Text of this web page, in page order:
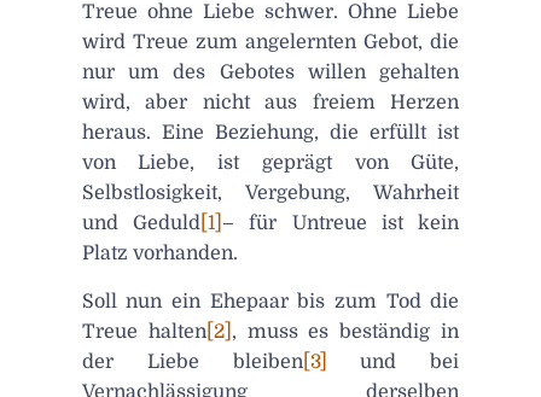
Treue ohne Liebe schwer. Ohne Liebe
wird Treue zum angelernten Gebot, die
nur um des Gebotes willen gehalten
wird, aber nicht aus freiem Herzen
heraus. Eine Beziehung, die erfüllt ist
von Liebe, ist geprägt von Güte,
Selbstlosigkeit, Vergebung, Wahrheit
und Geduld[1] – für Untreue ist kein
Platz vorhanden.
Soll nun ein Ehepaar bis zum Tod die
Treue halten [2] , muss es beständig in
der Liebe bleiben [3]
und bei
Vernachlässigung derselben